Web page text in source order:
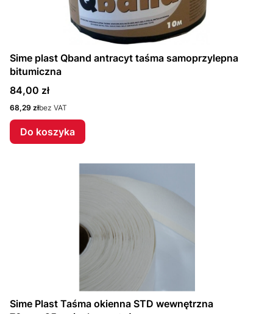
Sime plast Qband antracyt taśma samoprzylepna
bitumiczna
Cena
84,00 zł
Cena
68,29 złbez VAT
Do koszyka
Sime Plast Taśma okienna STD wewnętrzna